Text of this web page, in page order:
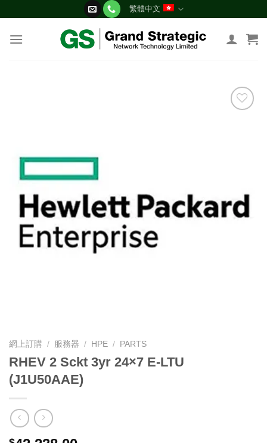
content
繁體中文
網上訂購 / 服務器 / HPE / PARTS
RHEV 2 Sckt 3yr 24×7 E-LTU
(J1U50AAE)